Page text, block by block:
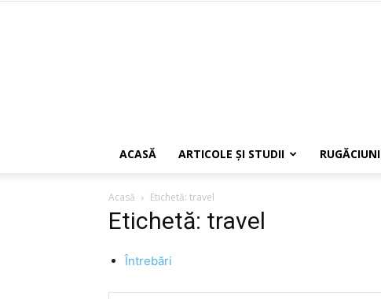
ACASĂ ARTICOLE ŞI STUDII RUGĂCIUNI
Acasă Etichetă: travel
Etichetă: travel
Întrebări